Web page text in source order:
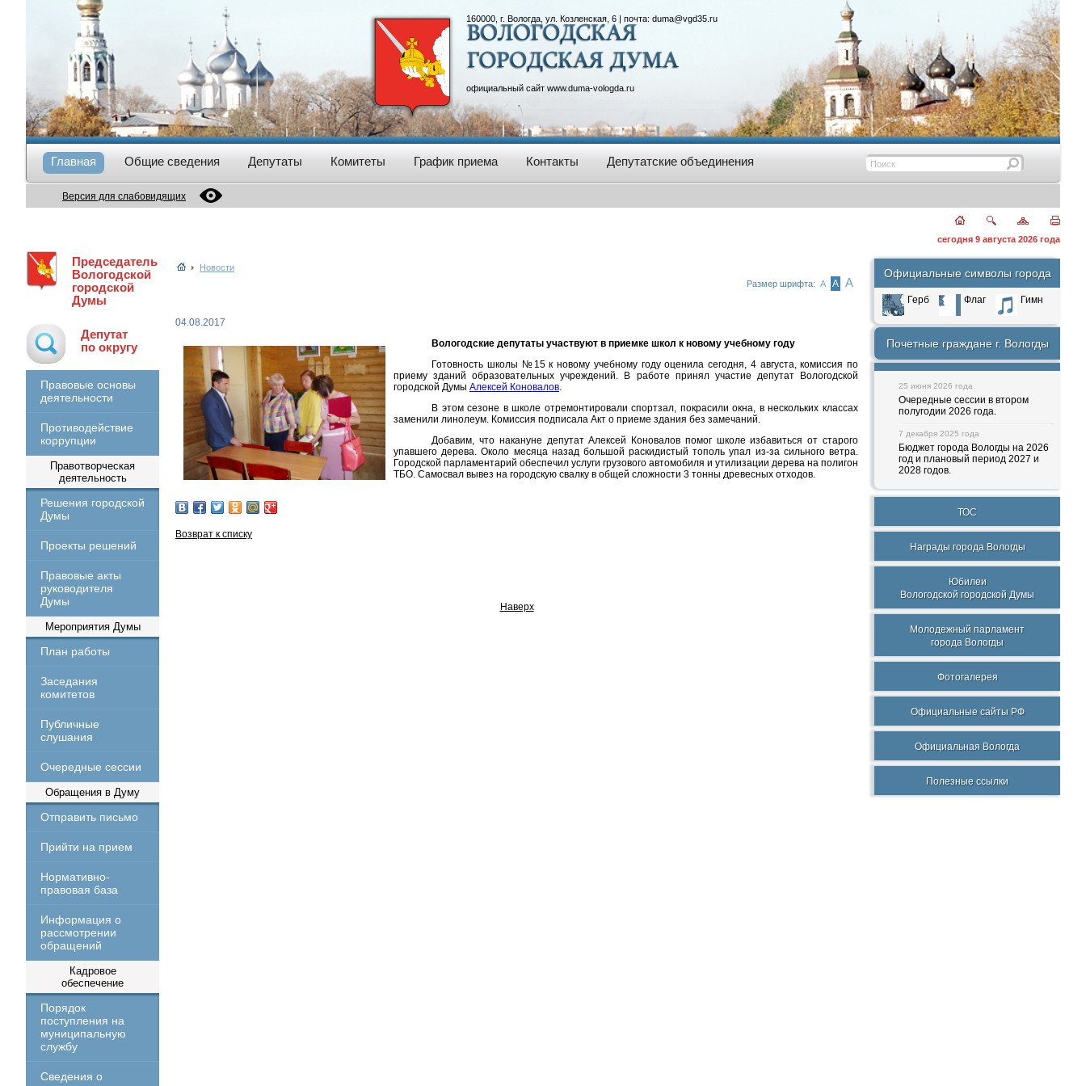
160000, г. Вологда, ул. Козленская, 6 | почта: duma@vgd35.ru
официальный сайт www.duma-vologda.ru
Главная Общие сведения Депутаты Комитеты График приема Контакты Депутатские объединения
Версия для слабовидящих
сегодня 9 августа 2026 года
Председатель
Вологодской
городской
Думы
Депутат
по округу
Правовые основы
деятельности
Противодействие
коррупции
Правотворческая
деятельность
Решения городской
Думы
Проекты решений
Правовые акты
руководителя
Думы
Мероприятия Думы
План работы
Заседания
комитетов
Публичные
слушания
Очередные сессии
Обращения в Думу
Отправить письмо
Прийти на прием
Нормативно-
правовая база
Информация о
рассмотрении
обращений
Кадровое
обеспечение
Порядок
поступления на
муниципальную
службу
Сведения о
Новости
Размер шрифта: А А А
04.08.2017
Вологодские депутаты участвуют в приемке школ к новому учебному году
Готовность школы №15 к новому учебному году оценила сегодня, 4 августа, комиссия по
приему зданий образовательных учреждений. В работе принял участие депутат Вологодской
городской Думы Алексей Коновалов.
В этом сезоне в школе отремонтировали спортзал, покрасили окна, в нескольких классах
заменили линолеум. Комиссия подписала Акт о приеме здания без замечаний.
Добавим, что накануне депутат Алексей Коновалов помог школе избавиться от старого
упавшего дерева. Около месяца назад большой раскидистый тополь упал из-за сильного ветра.
Городской парламентарий обеспечил услуги грузового автомобиля и утилизации дерева на полигон
ТБО. Самосвал вывез на городскую свалку в общей сложности 3 тонны древесных отходов.
Возврат к списку
Наверх
Официальные символы города
Герб Флаг Гимн
Почетные граждане г. Вологды
25 июня 2026 года
Очередные сессии в втором
полугодии 2026 года.
7 декабря 2025 года
Бюджет города Вологды на 2026
год и плановый период 2027 и
2028 годов.
ТОС
Награды города Вологды
Юбилеи
Вологодской городской Думы
Молодежный парламент
города Вологды
Фотогалерея
Официальные сайты РФ
Официальная Вологда
Полезные ссылки